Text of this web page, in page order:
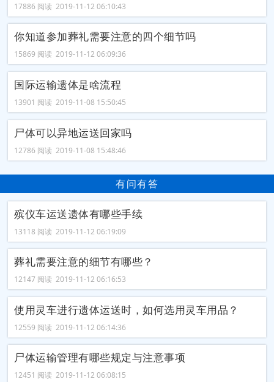
17886 阅读 2019-11-12 06:10:43
你知道参加葬礼需要注意的四个细节吗
15869 阅读 2019-11-12 06:09:36
国际运输遗体是啥流程
13901 阅读 2019-11-08 15:50:45
尸体可以异地运送回家吗
12786 阅读 2019-11-08 15:48:46
有问有答
殡仪车运送遗体有哪些手续
13118 阅读 2019-11-12 06:19:09
葬礼需要注意的细节有哪些？
12147 阅读 2019-11-12 06:16:53
使用灵车进行遗体运送时，如何选用灵车用品？
12559 阅读 2019-11-12 06:14:36
尸体运输管理有哪些规定与注意事项
12451 阅读 2019-11-12 06:08:15